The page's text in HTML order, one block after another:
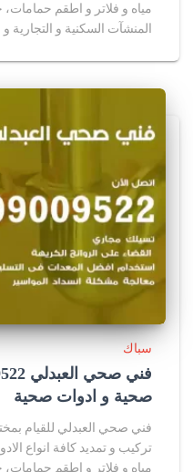
مياه و فلاتر و اطقم
المنشآت السكنية و التجارية و
سباك
صحية و ادوات صحية
فني صحي العبدلي للقيام
تركيب و تمديد كافة انواع
مياه و فلاتر و اطقم